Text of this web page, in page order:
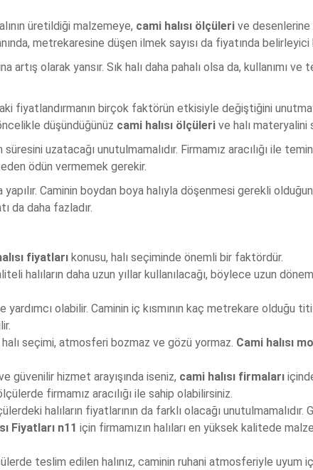
üretildiği malzemeye, cami halısı ölçüleri ve
metrekaresine düşen ilmek sayısı da fiyatında belirleyici
artış olarak yansır. Sık halı daha pahalı olsa da, kullanımı
fiyatlandırmanın birçok faktörün etkisiyle değiştiğini
düşündüğünüz cami halısı ölçüleri ve halı materyalini
uzatacağı unutulmamalıdır. Firmamız aracılığı ile
ödün vermemek gerekir.
Caminin boydan boya halıyla döşenmesi gerekli
da daha fazladır.
fiyatları konusu, halı seçiminde önemli bir faktördür.
daha uzun yıllar kullanılacağı, böylece uzun
yardımcı olabilir. Caminin iç kısmının kaç metrekare olduğu
halı seçimi, atmosferi bozmaz ve gözü yormaz. Cami halısı
güvenilir hizmet arayışında iseniz, cami halısı firmaları
firmamız aracılığı ile sahip olabilirsiniz.
halıların fiyatlarının da farklı olacağı
Fiyatları n11 için firmamızın halıları en yüksek kalitede
teslim edilen halınız, caminin ruhani atmosferiyle uyum